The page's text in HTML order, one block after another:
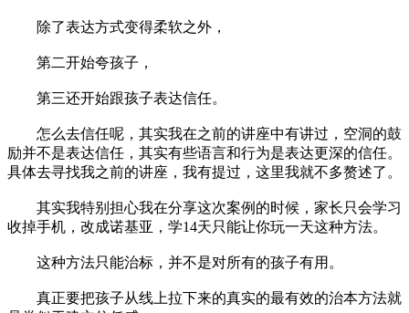
除了表达方式变得柔软之外，
第二开始夸孩子，
第三还开始跟孩子表达信任。
怎么去信任呢，其实我在之前的讲座中有讲过，空洞的鼓
励并不是表达信任，其实有些语言和行为是表达更深的信任。
具体去寻找我之前的讲座，我有提过，这里我就不多赘述了。
其实我特别担心我在分享这次案例的时候，家长只会学习
收掉手机，改成诺基亚，学14天只能让你玩一天这种方法。
这种方法只能治标，并不是对所有的孩子有用。
真正要把孩子从线上拉下来的真实的最有效的治本方法就